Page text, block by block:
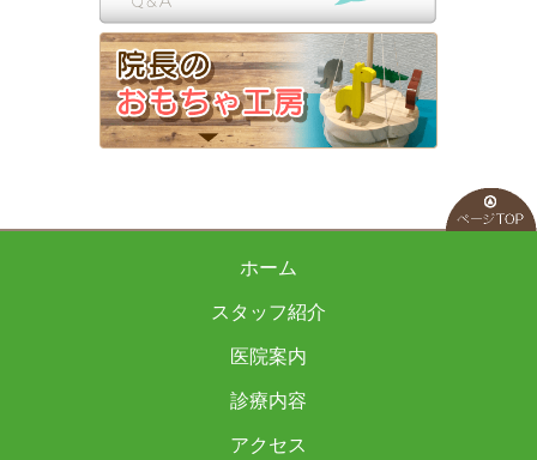
ホーム
スタッフ紹介
医院案内
診療内容
アクセス